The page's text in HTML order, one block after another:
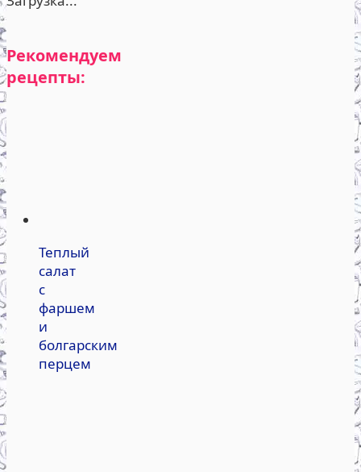
Рекомендуем
рецепты:
Теплый
салат
с
фаршем
и
болгарским
перцем